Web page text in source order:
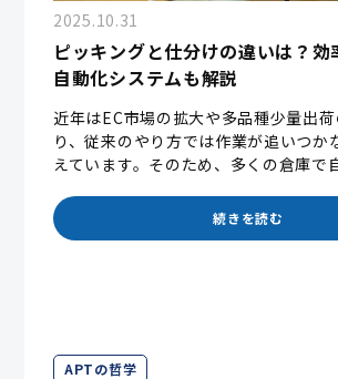
2025.10.31
ピッキングと仕分けの違いは？効
自動化システムも解説
近年はEC市場の拡大や多品種少量出
り、従来のやり方では作業が追いつか
えています。そのため、多くの倉庫で
続きを読む
APTの哲学